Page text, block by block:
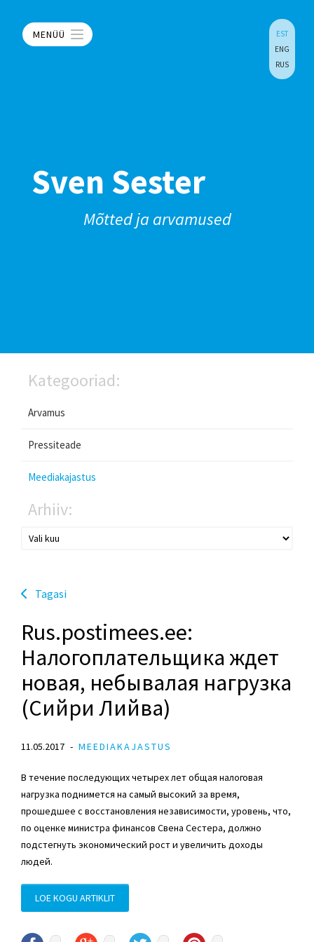
MENÜÜ
EST
ENG
RUS
Sven Sester
Mõtted ja arvamused
Kategooriad:
Arvamus
Pressiteade
Meediakajastus
Arhiiv:
Tagasi
Rus.postimees.ee:
Налогоплательщика ждет
новая, небывалая нагрузка
(Сийри Лийва)
11.05.2017 MEEDIAKAJASTUS
В течение последующих четырех лет общая налоговая
нагрузка поднимется на самый высокий за время,
прошедшее с восстановления независимости, уровень, что,
по оценке министра финансов Свена Сестера, должно
подстегнуть экономический рост и увеличить доходы
людей.
LOE KOGU ARTIKLIT